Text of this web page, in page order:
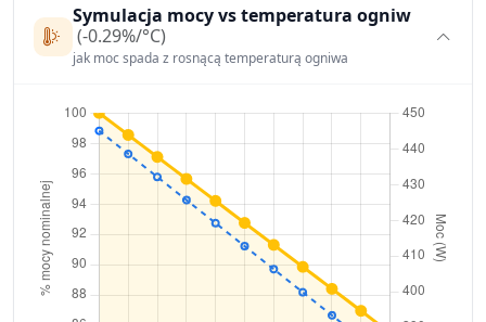
Symulacja mocy vs temperatura ogniw
(-0.29%/°C)
jak moc spada z rosnącą temperaturą ogniwa